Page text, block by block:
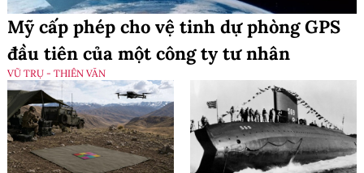
Mỹ cấp phép cho vệ tinh dự phòng GPS
đầu tiên của một công ty tư nhân
VŨ TRỤ - THIÊN VĂN